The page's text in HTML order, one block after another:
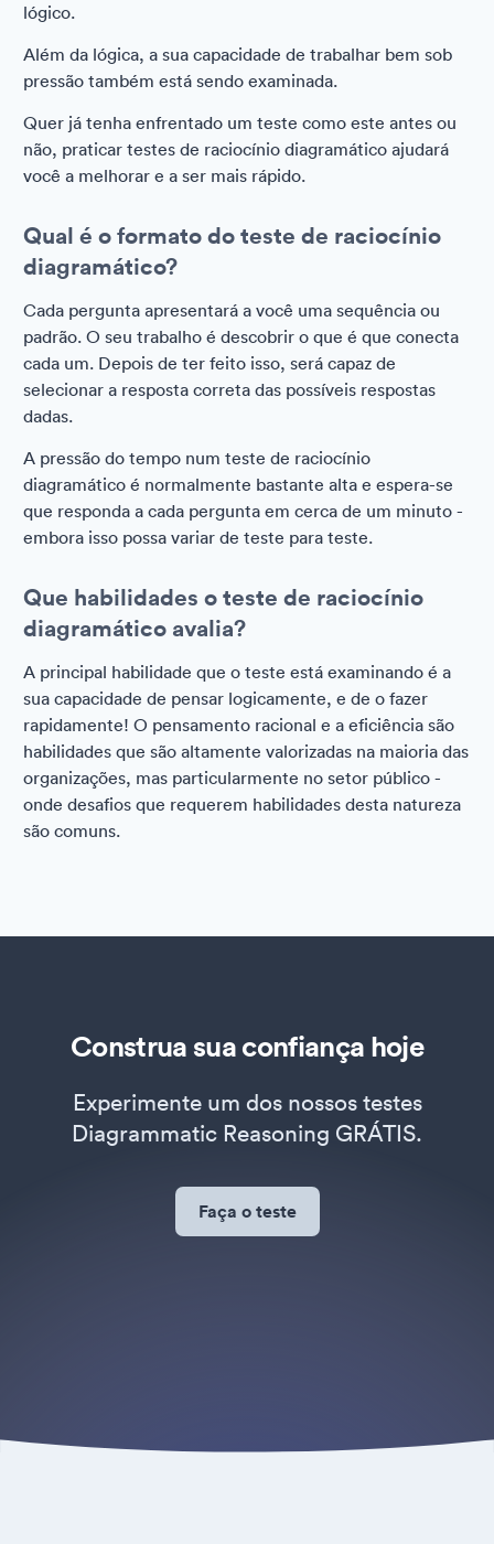
lógico.
Além da lógica, a sua capacidade de trabalhar bem sob
pressão também está sendo examinada.
Quer já tenha enfrentado um teste como este antes ou
não, praticar testes de raciocínio diagramático ajudará
você a melhorar e a ser mais rápido.
Qual é o formato do teste de raciocínio
diagramático?
Cada pergunta apresentará a você uma sequência ou
padrão. O seu trabalho é descobrir o que é que conecta
cada um. Depois de ter feito isso, será capaz de
selecionar a resposta correta das possíveis respostas
dadas.
A pressão do tempo num teste de raciocínio
diagramático é normalmente bastante alta e espera-se
que responda a cada pergunta em cerca de um minuto -
embora isso possa variar de teste para teste.
Que habilidades o teste de raciocínio
diagramático avalia?
A principal habilidade que o teste está examinando é a
sua capacidade de pensar logicamente, e de o fazer
rapidamente! O pensamento racional e a eficiência são
habilidades que são altamente valorizadas na maioria das
organizações, mas particularmente no setor público -
onde desafios que requerem habilidades desta natureza
são comuns.
Construa sua confiança hoje
Experimente um dos nossos testes
Diagrammatic Reasoning GRÁTIS.
Faça o teste